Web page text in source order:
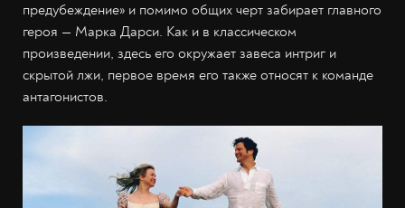
предубеждение» и помимо общих черт забирает главного
героя — Марка Дарси. Как и в классическом
произведении, здесь его окружает завеса интриг и
скрытой лжи, первое время его также относят к команде
антагонистов.